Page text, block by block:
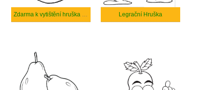
Zdarma k vytištění hruška ovoce Legrační Hruška